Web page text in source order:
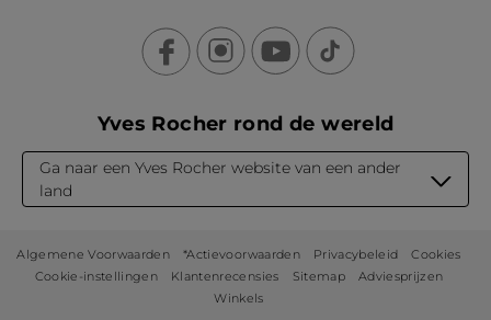
Yves Rocher rond de wereld
Ga naar een Yves Rocher website van een ander
land
Algemene Voorwaarden *Actievoorwaarden Privacybeleid
Cookies
Cookie-instellingen
Klantenrecensies Sitemap
Adviesprijzen
Winkels